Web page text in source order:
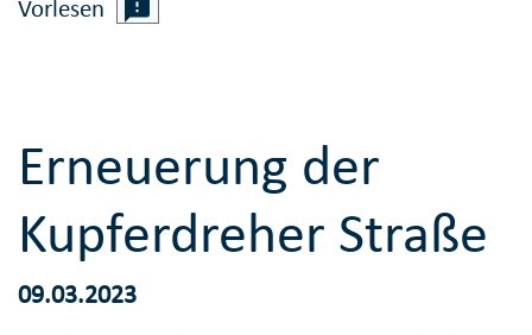
Vorlesen
Erneuerung der
Kupferdreher Straße
09.03.2023